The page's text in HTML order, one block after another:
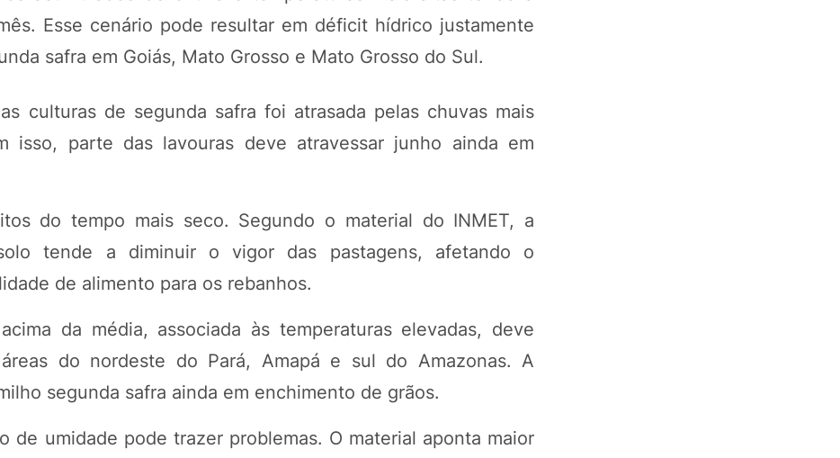
Esse cenário pode resultar em déficit hídrico justamente
safra em Goiás, Mato Grosso e Mato Grosso do Sul.
culturas de segunda safra foi atrasada pelas chuvas mais
isso, parte das lavouras deve atravessar junho ainda em
do tempo mais seco. Segundo o material do INMET, a
tende a diminuir o vigor das pastagens, afetando o
de alimento para os rebanhos.
da média, associada às temperaturas elevadas, deve
do nordeste do Pará, Amapá e sul do Amazonas. A
segunda safra ainda em enchimento de grãos.
de umidade pode trazer problemas. O material aponta maior